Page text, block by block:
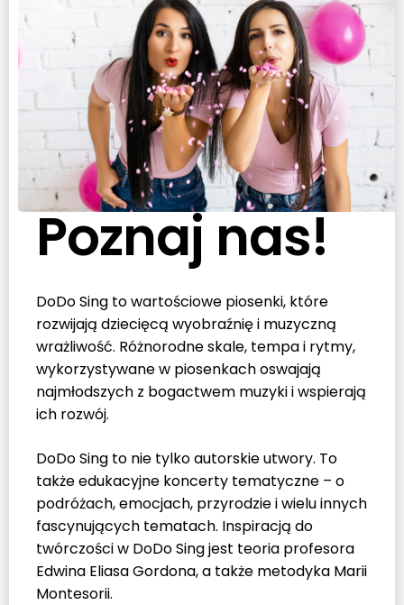
Poznaj nas!
DoDo Sing to wartościowe piosenki, które
rozwijają dziecięcą wyobraźnię i muzyczną
wrażliwość. Różnorodne skale, tempa i rytmy,
wykorzystywane w piosenkach oswajają
najmłodszych z bogactwem muzyki i wspierają
ich rozwój.
DoDo Sing to nie tylko autorskie utwory. To
także edukacyjne koncerty tematyczne – o
podróżach, emocjach, przyrodzie i wielu innych
fascynujących tematach. Inspiracją do
twórczości w DoDo Sing jest teoria profesora
Edwina Eliasa Gordona, a także metodyka Marii
Montesorii.